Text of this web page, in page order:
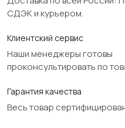
СДЭК и курьером.
Клиентский сервис
Наши менеджеры готовы
проконсультировать по
Гарантия качества
Весь товар